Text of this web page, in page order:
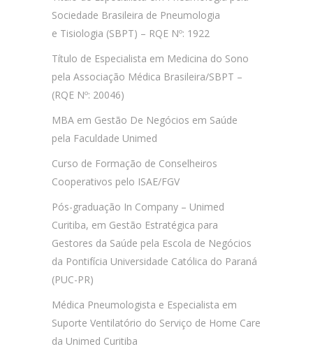
Sociedade Brasileira de Pneumologia
e Tisiologia (SBPT) – RQE Nº: 1922
Título de Especialista em Medicina do Sono
pela Associação Médica Brasileira/SBPT –
(RQE Nº: 20046)
MBA em Gestão De Negócios em Saúde
pela Faculdade Unimed
Curso de Formação de Conselheiros
Cooperativos pelo ISAE/FGV
Pós-graduação In Company – Unimed
Curitiba, em Gestão Estratégica para
Gestores da Saúde pela Escola de Negócios
da Pontifícia Universidade Católica do Paraná
(PUC-PR)
Médica Pneumologista e Especialista em
Suporte Ventilatório do Serviço de Home Care
da Unimed Curitiba